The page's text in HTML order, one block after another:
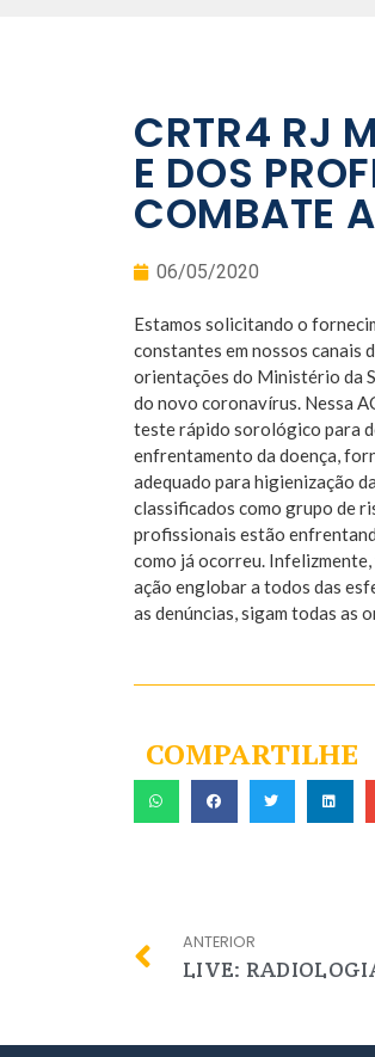
CRTR4 RJ
E DOS
COMBATE
06/05/2020
Estamos solicitando o
constantes em nossos canais
orientações do Ministério da
do novo coronavírus. Nessa
teste rápido sorológico para
enfrentamento da doença,
adequado para higienização
classificados como grupo de
profissionais estão
como já ocorreu.
ação englobar a todos das
as denúncias, sigam todas as
COMPARTILHE
ANTERIOR
LIVE: